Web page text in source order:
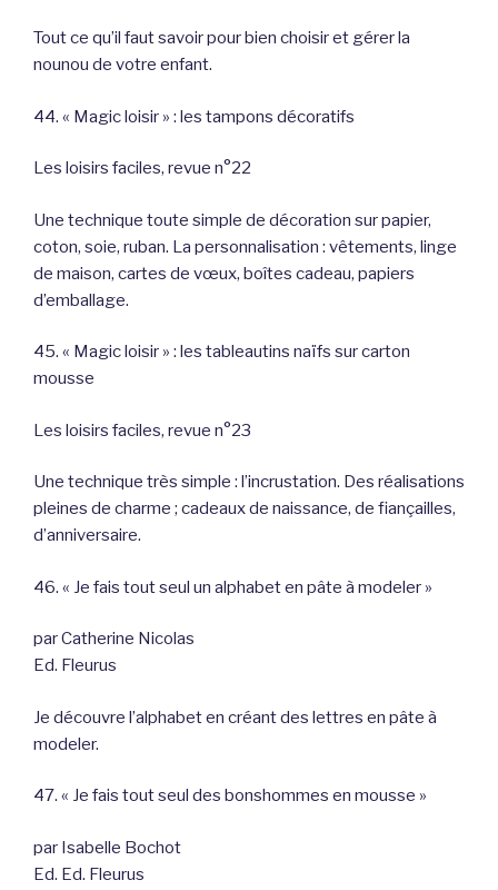
Tout ce qu’il faut savoir pour bien choisir et gérer la
nounou de votre enfant.
44. « Magic loisir » : les tampons décoratifs
Les loisirs faciles, revue n°22
Une technique toute simple de décoration sur papier,
coton, soie, ruban. La personnalisation : vêtements, linge
de maison, cartes de vœux, boîtes cadeau, papiers
d’emballage.
45. « Magic loisir » : les tableautins naïfs sur carton
mousse
Les loisirs faciles, revue n°23
Une technique très simple : l’incrustation. Des réalisations
pleines de charme ; cadeaux de naissance, de fiançailles,
d’anniversaire.
46. « Je fais tout seul un alphabet en pâte à modeler »
par Catherine Nicolas
Ed. Fleurus
Je découvre l’alphabet en créant des lettres en pâte à
modeler.
47. « Je fais tout seul des bonshommes en mousse »
par Isabelle Bochot
Ed. Ed. Fleurus